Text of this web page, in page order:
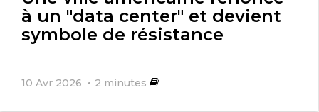
à un "data center" et devient
symbole de résistance
10 Avr 2026 2 minutes